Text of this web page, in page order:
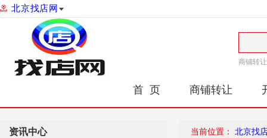
北京找店网
商铺转让
首 页 商铺转让
资讯中心 当前位置： 北京找